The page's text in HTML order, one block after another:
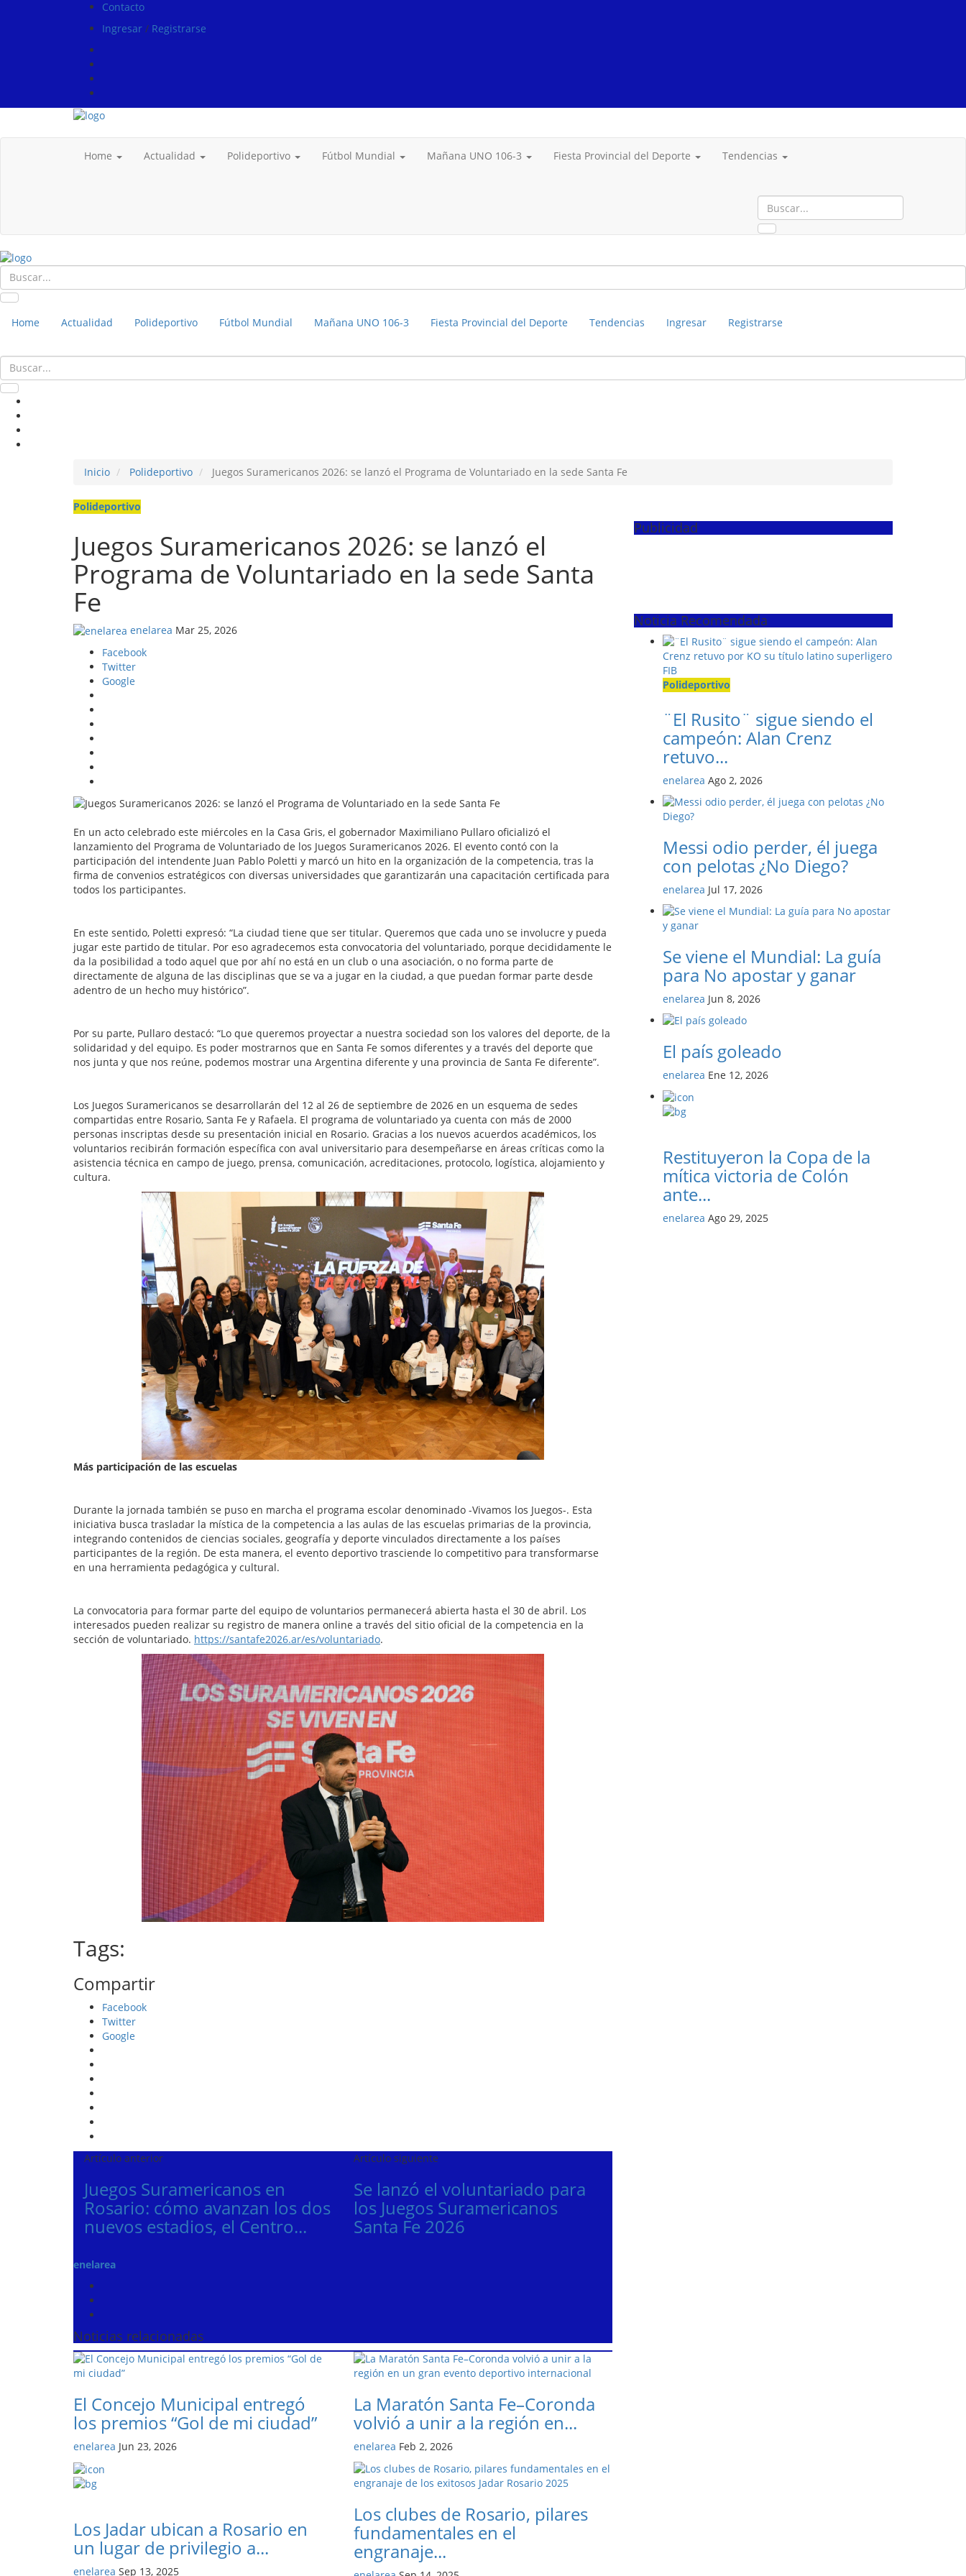
Contacto
Ingresar / Registrarse
Home Actualidad Polideportivo Fútbol Mundial Mañana UNO 106-3 Fiesta Provincial del Deporte Tendencias
Home Actualidad Polideportivo Fútbol Mundial Mañana UNO 106-3 Fiesta Provincial del Deporte Tendencias Ingresar Registrarse
Inicio Polideportivo Juegos Suramericanos 2026: se lanzó el Programa de Voluntariado en la sede Santa Fe
Polideportivo
Juegos Suramericanos 2026: se lanzó el
Programa de Voluntariado en la sede Santa
Fe
enelarea Mar 25, 2026
Facebook
Twitter
Google
En un acto celebrado este miércoles en la Casa Gris, el gobernador Maximiliano Pullaro oficializó el
lanzamiento del Programa de Voluntariado de los Juegos Suramericanos 2026. El evento contó con la
participación del intendente Juan Pablo Poletti y marcó un hito en la organización de la competencia, tras la
firma de convenios estratégicos con diversas universidades que garantizarán una capacitación certificada para
todos los participantes.
En este sentido, Poletti expresó: “La ciudad tiene que ser titular. Queremos que cada uno se involucre y pueda
jugar este partido de titular. Por eso agradecemos esta convocatoria del voluntariado, porque decididamente le
da la posibilidad a todo aquel que por ahí no está en un club o una asociación, o no forma parte de
directamente de alguna de las disciplinas que se va a jugar en la ciudad, a que puedan formar parte desde
adentro de un hecho muy histórico”.
Por su parte, Pullaro destacó: “Lo que queremos proyectar a nuestra sociedad son los valores del deporte, de la
solidaridad y del equipo. Es poder mostrarnos que en Santa Fe somos diferentes y a través del deporte que
nos junta y que nos reúne, podemos mostrar una Argentina diferente y una provincia de Santa Fe diferente”.
Los Juegos Suramericanos se desarrollarán del 12 al 26 de septiembre de 2026 en un esquema de sedes
compartidas entre Rosario, Santa Fe y Rafaela. El programa de voluntariado ya cuenta con más de 2000
personas inscriptas desde su presentación inicial en Rosario. Gracias a los nuevos acuerdos académicos, los
voluntarios recibirán formación específica con aval universitario para desempeñarse en áreas críticas como la
asistencia técnica en campo de juego, prensa, comunicación, acreditaciones, protocolo, logística, alojamiento y
cultura.
Más participación de las escuelas
Durante la jornada también se puso en marcha el programa escolar denominado -Vivamos los Juegos-. Esta
iniciativa busca trasladar la mística de la competencia a las aulas de las escuelas primarias de la provincia,
integrando contenidos de ciencias sociales, geografía y deporte vinculados directamente a los países
participantes de la región. De esta manera, el evento deportivo trasciende lo competitivo para transformarse
en una herramienta pedagógica y cultural.
La convocatoria para formar parte del equipo de voluntarios permanecerá abierta hasta el 30 de abril. Los
interesados pueden realizar su registro de manera online a través del sitio oficial de la competencia en la
sección de voluntariado. https://santafe2026.ar/es/voluntariado.
Tags:
Compartir
Facebook
Twitter
Google
Artículo anterior
Juegos Suramericanos en
Rosario: cómo avanzan los dos
nuevos estadios, el Centro...
Artículo siguiente
Se lanzó el voluntariado para
los Juegos Suramericanos
Santa Fe 2026
enelarea
Noticias relacionadas
El Concejo Municipal entregó
los premios “Gol de mi ciudad”
enelarea Jun 23, 2026
La Maratón Santa Fe–Coronda
volvió a unir a la región en...
enelarea Feb 2, 2026
Los Jadar ubican a Rosario en
un lugar de privilegio a...
enelarea Sep 13, 2025
Los clubes de Rosario, pilares
fundamentales en el
engranaje...
Publicidad
Noticia Recomendada
Polideportivo
¨El Rusito¨ sigue siendo el
campeón: Alan Crenz
retuvo...
enelarea Ago 2, 2026
Messi odio perder, él juega
con pelotas ¿No Diego?
enelarea Jul 17, 2026
Se viene el Mundial: La guía
para No apostar y ganar
enelarea Jun 8, 2026
El país goleado
enelarea Ene 12, 2026
Restituyeron la Copa de la
mítica victoria de Colón
ante...
enelarea Ago 29, 2025